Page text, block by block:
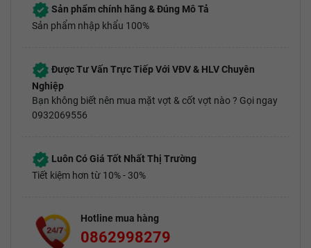
Sản phẩm chính hãng & Đúng Mô Tả
Sản phẩm nhập khẩu 100%
Được Tư Vấn Trực Tiếp Với VĐV & HLV Chuyên
Nghiệp
Bạn không biết nên mua mặt vợt & cốt vợt nào ? Gọi ngay
0932069556
Luôn Có Giá Tốt Nhất Thị Trường
Tiết kiệm hơn từ 10% - 30%
Hotline mua hàng
0862998279